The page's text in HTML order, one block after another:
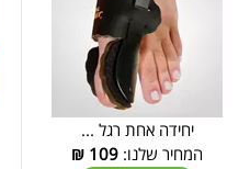
יחידה אחת רגל ...
המחיר שלנו: 109
₪